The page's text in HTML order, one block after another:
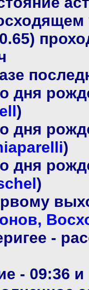
дня
)
дня
)
дня
)
-
- 09:36 и